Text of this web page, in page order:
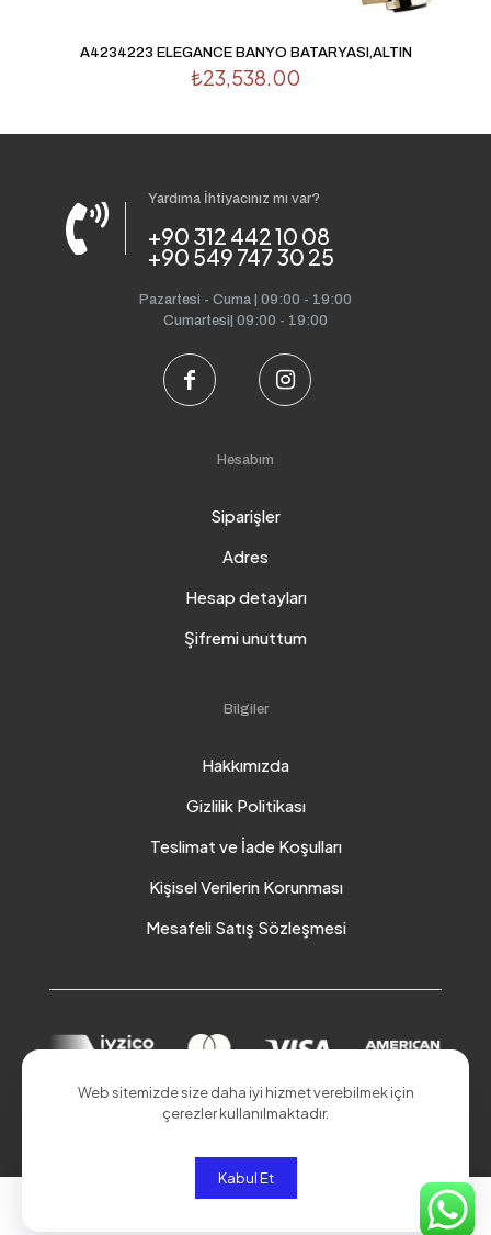
A4234223 ELEGANCE BANYO BATARYASI,ALTIN
₺23,538.00
Yardıma İhtiyacınız mı var?
+90 312 442 10 08
+90 549 747 30 25
Pazartesi - Cuma | 09:00 - 19:00
Cumartesi| 09:00 - 19:00
Hesabım
Siparişler
Adres
Hesap detayları
Şifremi unuttum
Bilgiler
Hakkımızda
Gizlilik Politikası
Teslimat ve İade Koşulları
Kişisel Verilerin Korunması
Mesafeli Satış Sözleşmesi
© 2026 Akduman Online | Tüm Hakları Saklıdır.
0
Web sitemizde size daha iyi hizmet verebilmek için
çerezler kullanılmaktadır.
Kabul Et